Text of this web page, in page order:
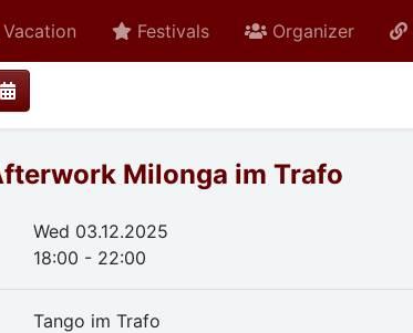
Vacation Festivals Organizer
Milonga im Trafo
Wed 03.12.2025
18:00 - 22:00
Tango im Trafo